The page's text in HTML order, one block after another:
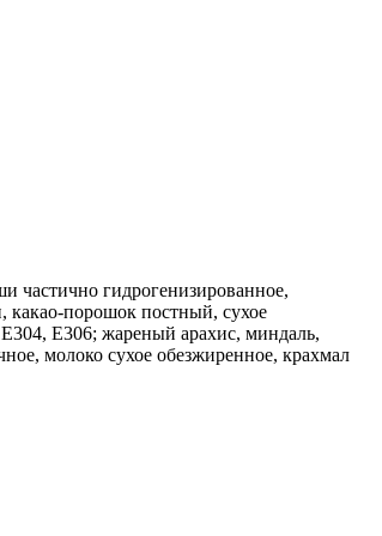
частично гидрогенизированное,
какао-порошок постный, сухое
Е306; жареный арахис, миндаль,
молоко сухое обезжиренное, крахмал